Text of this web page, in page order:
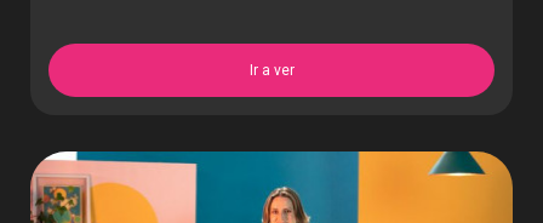
Ir a ver